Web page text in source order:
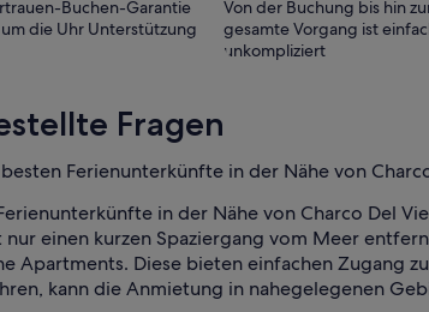
Buchen-Garantie
die Uhr Unterstützung
Von der Buchung bis hin
gesamte Vorgang ist
unkompliziert
Fragen
Ferienunterkünfte in der Nähe von
in der Nähe von Charco Del
nur einen kurzen Spaziergang vom Meer
Apartments. Diese bieten einfachen Zugang
kann die Anmietung in nahegelegenen